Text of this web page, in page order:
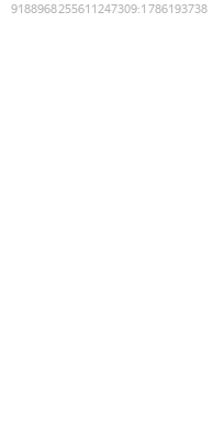
9188968255611247309:1786193738